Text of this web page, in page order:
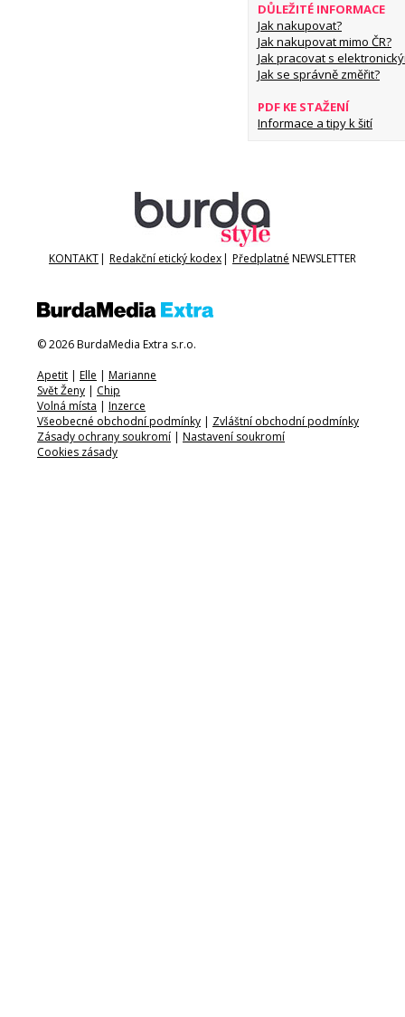
DŮLEŽITÉ INFORMACE
Jak nakupovat?
Jak nakupovat mimo ČR?
Jak pracovat s
Jak se správně změřit?
PDF KE STAŽENÍ
Informace a tipy k šití
KONTAKT Redakční etický kodex Předplatné NEWSLETTER
© 2026 BurdaMedia Extra s.r.o.
Apetit
Elle
Marianne
Svět Ženy
Chip
Volná místa
Inzerce
Všeobecné obchodní podmínky
Zvláštní obchodní podmínky
Zásady ochrany soukromí
Nastavení soukromí
Cookies zásady